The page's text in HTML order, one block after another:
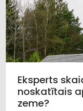
Eksperts
noskatītais
zeme?